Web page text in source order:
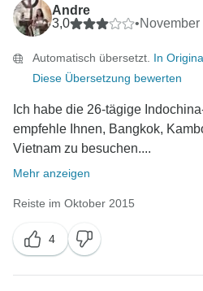
Andre
3,0
•November
Automatisch übersetzt. In
Diese Übersetzung bewerten
Ich habe die 26-tägige
empfehle Ihnen, Bangkok,
Vietnam zu besuchen....
Mehr anzeigen
Reiste im Oktober 2015
4